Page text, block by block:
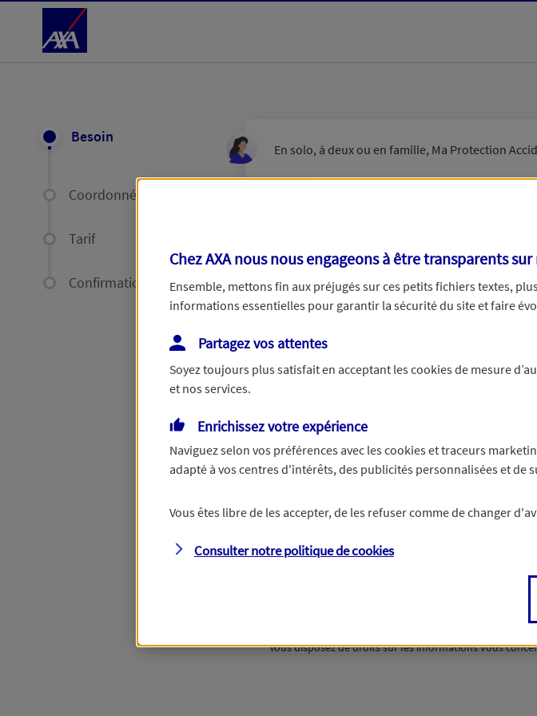
Accéder au Contenu
Besoin
Coordonnées
Tarif
Confirmation
En solo, à deux ou en famille, Ma Protection
Êtes-vous en couple ?
Étape suivante
Vous disposez de droits sur les informations vous
Chez AXA nous nous engageons à être transparents
Ensemble, mettons fin aux préjugés sur ces petits fichiers textes,
informations essentielles pour garantir la sécurité du site et faire
Partagez vos attentes
Soyez toujours plus satisfait en acceptant les cookies de mesure
et nos services.
Enrichissez votre expérience
Naviguez selon vos préférences avec les cookies et traceurs
adapté à vos centres d'intérêts, des publicités personnalisées et de
Vous êtes libre de les accepter, de les refuser comme de changer
Consulter notre politique decookies